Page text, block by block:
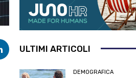
ULTIMI ARTICOLI
DEMOGRAFICA